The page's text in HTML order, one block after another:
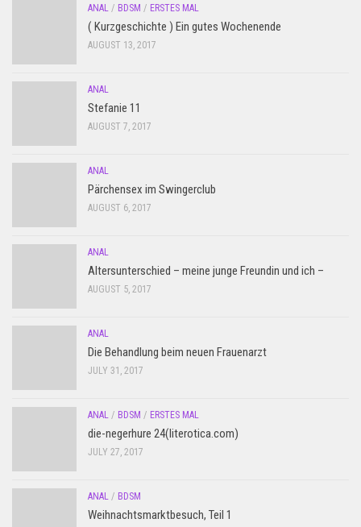
ANAL / BDSM / ERSTES MAL
( Kurzgeschichte ) Ein gutes Wochenende
AUGUST 13, 2017
ANAL
Stefanie 11
AUGUST 7, 2017
ANAL
Pärchensex im Swingerclub
AUGUST 6, 2017
ANAL
Altersunterschied – meine junge Freundin und ich –
AUGUST 5, 2017
ANAL
Die Behandlung beim neuen Frauenarzt
JULY 31, 2017
ANAL / BDSM / ERSTES MAL
die-negerhure 24(literotica.com)
JULY 27, 2017
ANAL / BDSM
Weihnachtsmarktbesuch, Teil 1